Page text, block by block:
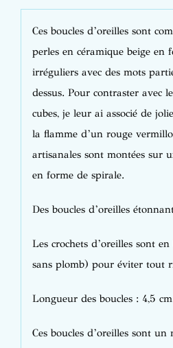
Ces boucles d’oreilles sont
perles en céramique beige en
irréguliers avec des mots
dessus. Pour contraster avec
cubes, je leur ai associé de
la flamme d’un rouge
artisanales sont montées sur
en forme de spirale.
Des boucles d’oreilles
Les crochets d’oreilles sont
sans plomb) pour éviter tout
Longueur des boucles : 4,5
Ces boucles d’oreilles sont un